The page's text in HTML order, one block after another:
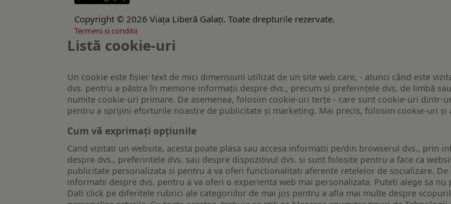
Copyright © 2026 Viaţa Liberă Galaţi. Toate drepturile rezervate.
Termeni si conditii
Listă cookie-uri
Un cookie este fişier text de mici dimensiuni utilizat de un site web care, - atunci când este
dvs. pentru a păstra în memorie informații despre dvs., precum și preferințele dvs. de limbă
numite cookie-uri primare. De asemenea, folosim cookie-uri terțe - care sunt cookie-uri
pentru a sprijini eforturile noastre de publicitate și marketing. Mai precis, folosim cookie-uri
Cum vă exprimați opțiunile
Cand vizitati un website, acesta poate plasa sau accesa informatii pe/din browserul dvs., prin
despre dvs., preferintele dvs. sau despre dispozitivul dvs. si sunt folosite pentru a face ca
publicitate personalizata si pentru a va oferi functionalitati aferente retelelor de socializare.
informatii despre dvs. pentru a va oferi o experienta web mai personalizata. Puteti alege sa
Dati click pe diferitele rubrici ale categoriilor de mai jos pentru a afla mai multe despre